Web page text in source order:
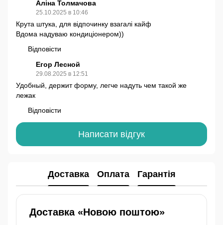
Аліна Толмачова
25.10.2025 в 10:46
Крута штука, для відпочинку взагалі кайф
Вдома надуваю кондиціонером))
Відповісти
Егор Лесной
29.08.2025 в 12:51
Удобный, держит форму, легче надуть чем такой же
лежак
Відповісти
Написати відгук
Доставка Оплата Гарантія
Доставка «Новою поштою»